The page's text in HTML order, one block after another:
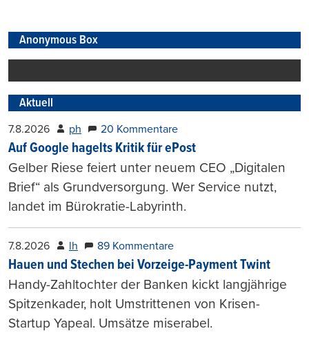
Anonymous Box
Aktuell
7.8.2026 ph 20 Kommentare
Auf Google hagelts Kritik für ePost
Gelber Riese feiert unter neuem CEO „Digitalen
Brief“ als Grundversorgung. Wer Service nutzt,
landet im Bürokratie-Labyrinth.
7.8.2026 lh 89 Kommentare
Hauen und Stechen bei Vorzeige-Payment Twint
Handy-Zahltochter der Banken kickt langjährige
Spitzenkader, holt Umstrittenen von Krisen-
Startup Yapeal. Umsätze miserabel.